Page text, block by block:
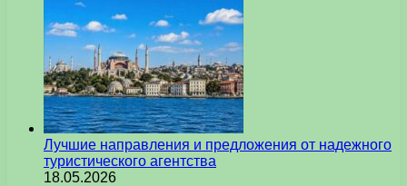
Лучшие направления и предложения от надежного
туристического агентства
18.05.2026